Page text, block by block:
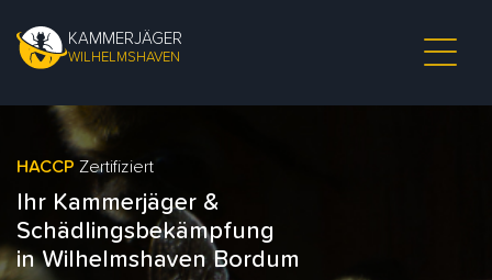
KAMMERJÄGER
WILHELMSHAVEN
HACCP Zertifiziert
Ihr Kammerjäger &
Schädlingsbekämpfung
in Wilhelmshaven Bordum